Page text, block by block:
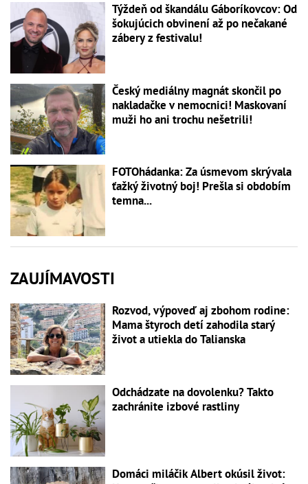
Týždeň od škandálu Gáboríkovcov: Od
šokujúcich obvinení až po nečakané
zábery z festivalu!
Český mediálny magnát skončil po
nakladačke v nemocnici! Maskovaní
muži ho ani trochu nešetrili!
FOTOhádanka: Za úsmevom skrývala
ťažký životný boj! Prešla si obdobím
temna...
ZAUJÍMAVOSTI
Rozvod, výpoveď aj zbohom rodine:
Mama štyroch detí zahodila starý
život a utiekla do Talianska
Odchádzate na dovolenku? Takto
zachránite izbové rastliny
Domáci miláčik Albert okúsil život: